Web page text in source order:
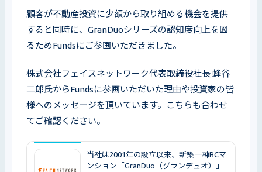
顧客が不動産投資に少額から取り組める機会を提供
すると同時に、GranDuoシリーズの認知度向上を図
るためFundsにご参画いただきました。
株式会社フェイスネットワーク代表取締役社長 蜂谷
二郎氏からFundsに参画いただいた理由や投資家の皆
様へのメッセージを頂いています。こちらも合わせ
てご確認ください。
当社は2001年の設立以来、新築一棟RCマ
ンション「GranDuo（グランデュオ）」